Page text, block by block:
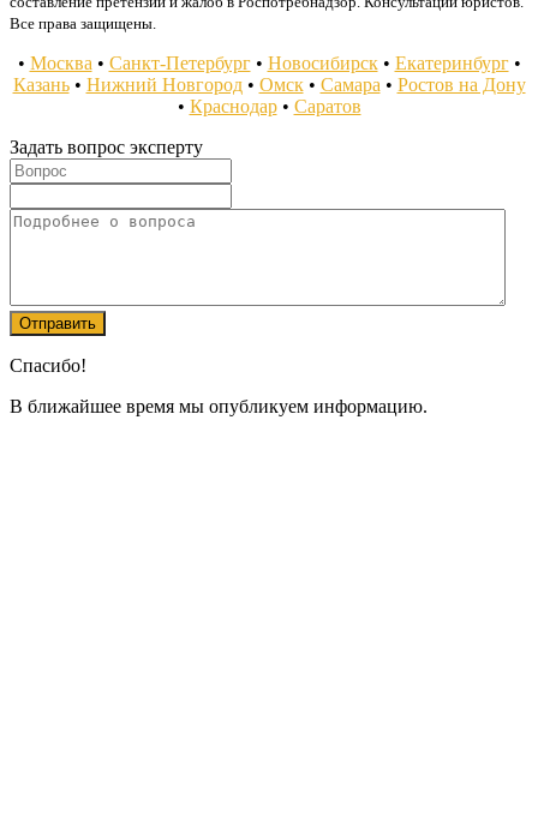
Все права защищены.
• Москва • Санкт-Петербург• Новосибирск• Екатеринбург•
Казань• Нижний Новгород• Омск• Самара • Ростов на Дону
• Краснодар• Саратов
Задать вопрос эксперту
Спасибо!
В ближайшее время мы опубликуем информацию.